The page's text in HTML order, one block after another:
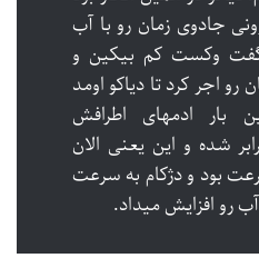
جادوی زمان رو با آب
گفت وکست کم بیکین و
اجر کرد تا دیاکو اومد
بار ادمهای اطرافش
شده و این یعنی الان
سرعت بود و دژکام به سرعت
رو افزایش میداد.